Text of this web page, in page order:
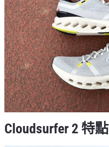
Cloudsurfer 2 特點